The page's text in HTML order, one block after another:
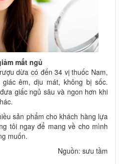
mất ngủ
dừa có đến 34 vị thuốc Nam,
êm, dịu mát, không bị sốc.
giấc ngủ sâu và ngon hơn khi
sản phẩm cho khách hàng lựa
tôi ngay để mang về cho mình
muốn.
Nguồn: sưu tầm